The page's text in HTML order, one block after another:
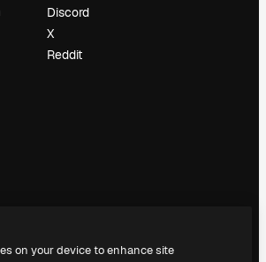
Discord
X
Reddit
on your device to enhance site